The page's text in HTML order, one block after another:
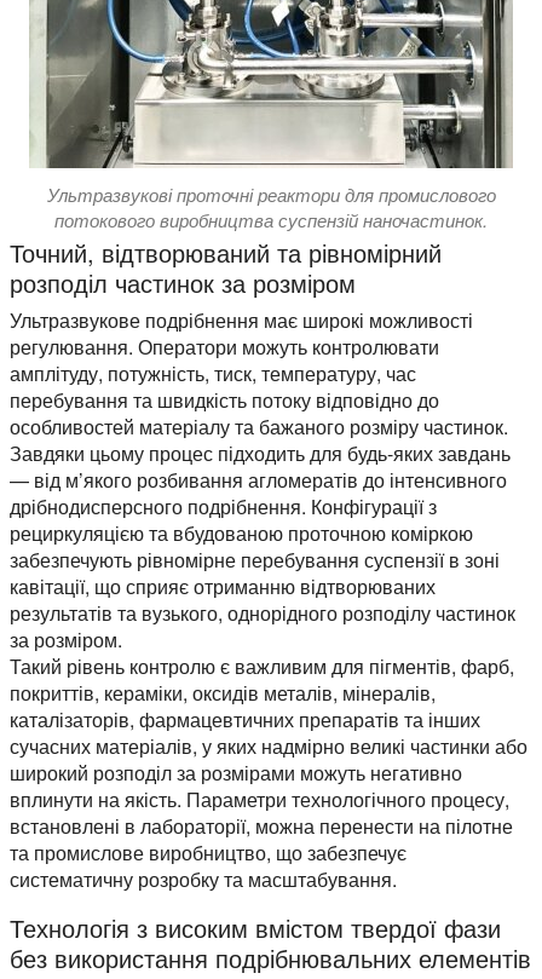
Ультразвукові проточні реактори для промислового
потокового виробництва суспензій наночастинок.
Точний, відтворюваний та рівномірний
розподіл частинок за розміром
Ультразвукове подрібнення має широкі можливості
регулювання. Оператори можуть контролювати
амплітуду, потужність, тиск, температуру, час
перебування та швидкість потоку відповідно до
особливостей матеріалу та бажаного розміру частинок.
Завдяки цьому процес підходить для будь-яких завдань
— від м’якого розбивання агломератів до інтенсивного
дрібнодисперсного подрібнення. Конфігурації з
рециркуляцією та вбудованою проточною коміркою
забезпечують рівномірне перебування суспензії в зоні
кавітації, що сприяє отриманню відтворюваних
результатів та вузького, однорідного розподілу частинок
за розміром.
Такий рівень контролю є важливим для пігментів, фарб,
покриттів, кераміки, оксидів металів, мінералів,
каталізаторів, фармацевтичних препаратів та інших
сучасних матеріалів, у яких надмірно великі частинки або
широкий розподіл за розмірами можуть негативно
вплинути на якість. Параметри технологічного процесу,
встановлені в лабораторії, можна перенести на пілотне
та промислове виробництво, що забезпечує
систематичну розробку та масштабування.
Технологія з високим вмістом твердої фази
без використання подрібнювальних елементів